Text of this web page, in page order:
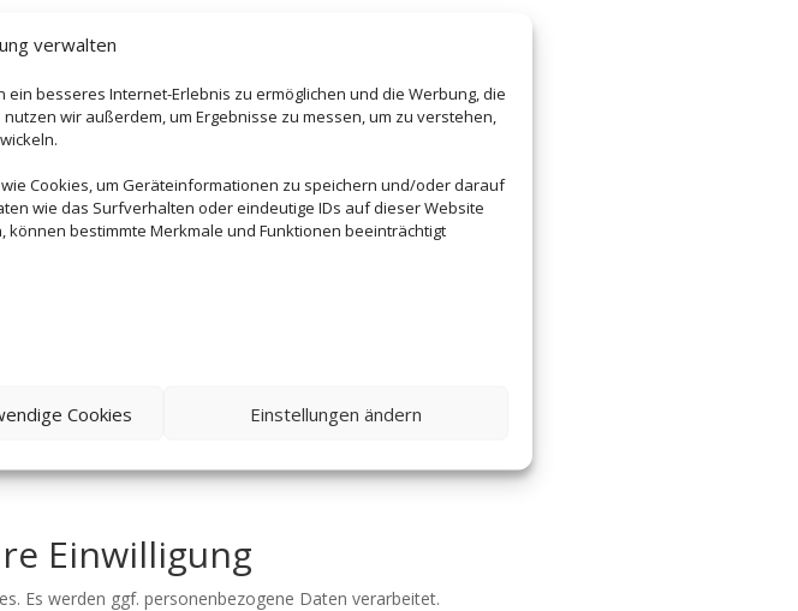
verwalten
besseres Internet-Erlebnis zu ermöglichen und die Werbung, die
wir außerdem, um Ergebnisse zu messen, um zu verstehen,
Cookies, um Geräteinformationen zu speichern und/oder darauf
wie das Surfverhalten oder eindeutige IDs auf dieser Website
bestimmte Merkmale und Funktionen beeinträchtigt
Cookies Einstellungen ändern
Einwilligung
Es werden ggf. personenbezogene Daten verarbeitet.